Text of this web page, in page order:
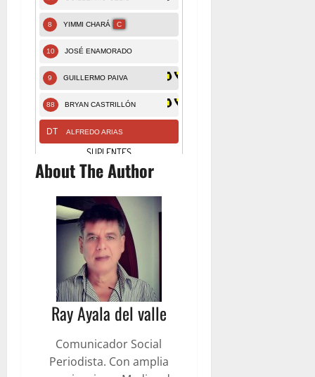
About The Author
Ray Ayala del valle
Comunicador Social
Periodista. Con amplia